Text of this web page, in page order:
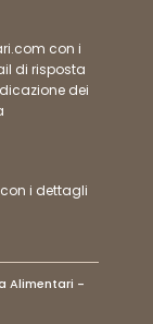
con i
di risposta
dei
i dettagli
Alimentari -